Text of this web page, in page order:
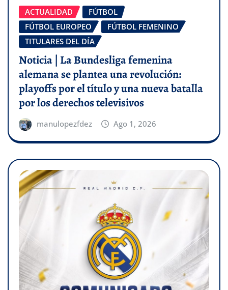
ACTUALIDAD
FÚTBOL
FÚTBOL EUROPEO
FÚTBOL FEMENINO
TITULARES DEL DÍA
Noticia | La Bundesliga femenina
alemana se plantea una revolución:
playoffs por el título y una nueva batalla
por los derechos televisivos
manulopezfdez Ago 1, 2026